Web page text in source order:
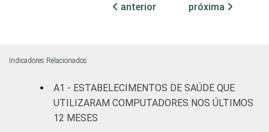
internação
internação
(mais de
96
anterior próxima
Indicadores Relacionados
A1 - ESTABELECIMENTOS DE SAÚDE QUE
UTILIZARAM COMPUTADORES NOS ÚLTIMOS
12 MESES